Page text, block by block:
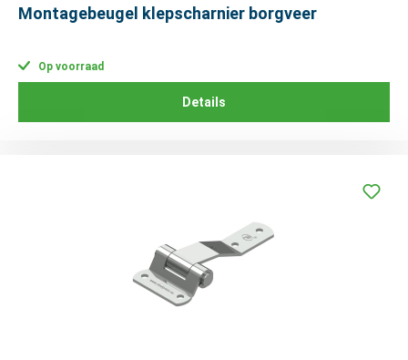
Montagebeugel klepscharnier borgveer
Op voorraad
Details